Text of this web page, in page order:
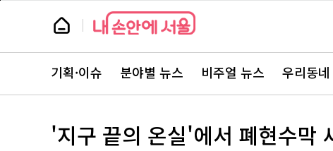
본
뉴
스
뉴
스
주
서
바
로
기획·이슈 분야별 뉴스 비주얼 뉴스 우리동
'지구 끝의 온실'에서 폐현수막
페